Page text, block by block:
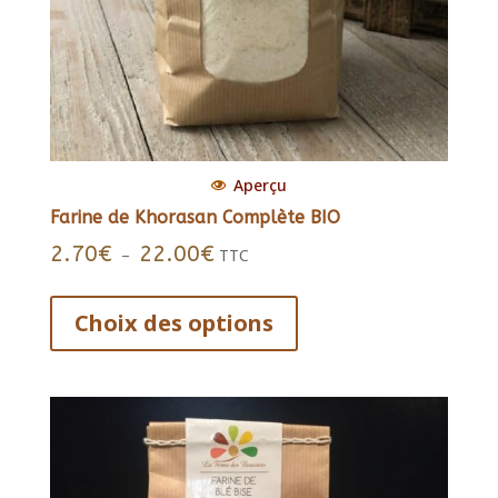
Aperçu
Farine de Khorasan Complète BIO
2.70€ – 22.00€Plage
prix :
2.70€
à
TTC
Choix des options
a
Les
options